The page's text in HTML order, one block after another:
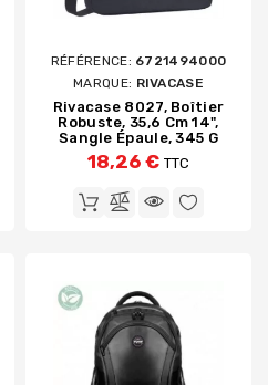
RÉFÉRENCE: 6721494000
MARQUE: RIVACASE
Rivacase 8027, Boîtier
Robuste, 35,6 Cm 14",
Sangle Épaule, 345 G
18,26 € TTC